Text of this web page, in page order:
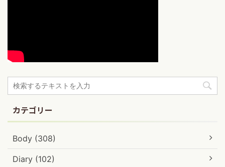
カテゴリー
Body (308)
Diary (102)